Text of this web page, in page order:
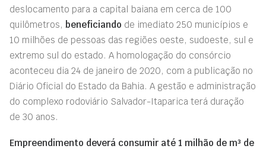
deslocamento para a capital baiana em cerca de 100
quilômetros, beneficiando de imediato 250 municípios e
10 milhões de pessoas das regiões oeste, sudoeste, sul e
extremo sul do estado. A homologação do consórcio
aconteceu dia 24 de janeiro de 2020, com a publicação no
Diário Oficial do Estado da Bahia. A gestão e administração
do complexo rodoviário Salvador-Itaparica terá duração
de 30 anos.
Empreendimento deverá consumir até 1 milhão de m³ de